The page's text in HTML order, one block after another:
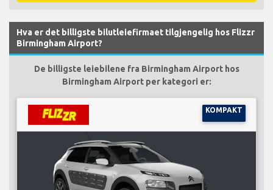
Hva er det billigste bilutleiefirmaet tilgjengelig hos Flizzr
Birmingham Airport?
De billigste leiebilene fra Birmingham Airport hos
Birmingham Airport per kategori er:
KOMPAKT